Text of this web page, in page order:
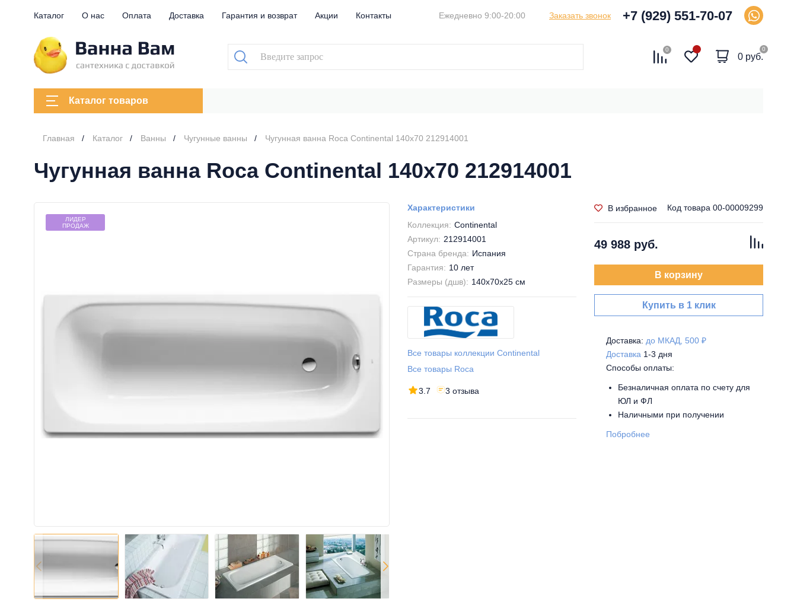
Каталог О нас Оплата Доставка Гарантия и возврат Акции Контакты Ежедневно 9:00-20:00 Заказать звонок +7 (929) 551-70-07
0 0
0 руб.
Каталог товаров
Главная Каталог Ванны Чугунные ванны Чугунная ванна Roca Continental 140х70 212914001
Чугунная ванна Roca Continental 140х70 212914001
ЛИДЕР
ПРОДАЖ
Характеристики
Коллекция: Continental
Артикул: 212914001
Страна бренда: Испания
Гарантия: 10 лет
Размеры (дшв): 140x70x25 см
Все товары коллекции Continental
Все товары Roca
3.7 3 отзыва
В избранное Код товара 00-00009299
49 988 руб.
В корзину
Купить в 1 клик
Доставка: до МКАД, 500 ₽
Доставка 1-3 дня
Способы оплаты:
Безналичная оплата по счету для
ЮЛ и ФЛ
Наличными при получении
Побробнее